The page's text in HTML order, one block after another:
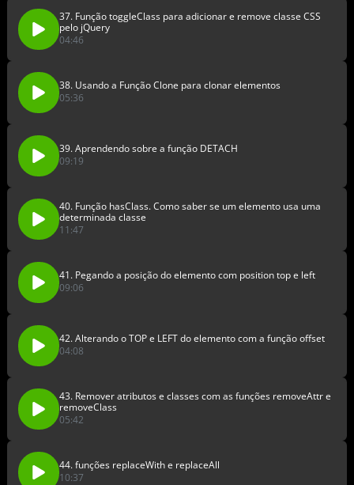
37. Função toggleClass para adicionar e remove classe CSS
pelo jQuery
04:46
38. Usando a Função Clone para clonar elementos
05:36
39. Aprendendo sobre a função DETACH
09:19
40. Função hasClass. Como saber se um elemento usa uma
determinada classe
11:47
41. Pegando a posição do elemento com position top e left
09:06
42. Alterando o TOP e LEFT do elemento com a função offset
04:08
43. Remover atributos e classes com as funções removeAttr e
removeClass
05:42
44. funções replaceWith e replaceAll
10:37